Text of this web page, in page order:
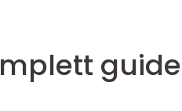
guide